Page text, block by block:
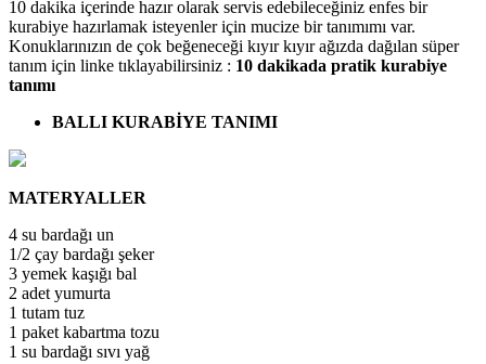
10 dakika içerinde hazır olarak servis edebileceğiniz enfes bir
kurabiye hazırlamak isteyenler için mucize bir tanımımı var.
Konuklarınızın de çok beğeneceği kıyır kıyır ağızda dağılan süper
tanım için linke tıklayabilirsiniz : 10 dakikada pratik kurabiye
tanımı
BALLI KURABİYE TANIMI
MATERYALLER
4 su bardağı un
1/2 çay bardağı şeker
3 yemek kaşığı bal
2 adet yumurta
1 tutam tuz
1 paket kabartma tozu
1 su bardağı sıvı yağ